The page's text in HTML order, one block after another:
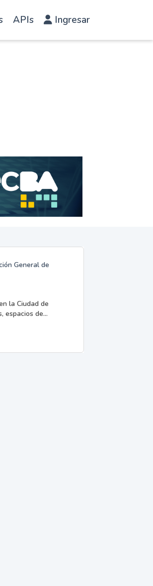
APIs Ingresar
General de
la Ciudad de
espacios de...